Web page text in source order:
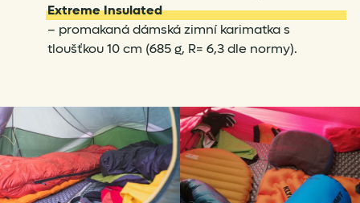
Extreme Insulated
– promakaná dámská zimní karimatka s
tloušťkou 10 cm (685 g, R= 6,3 dle normy).